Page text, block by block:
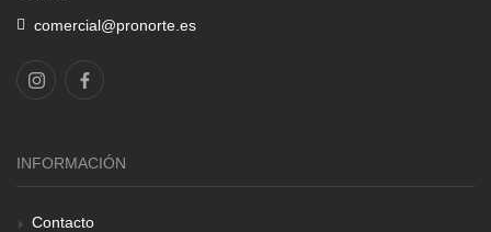
comercial@pronorte.es
INFORMACIÓN
Contacto